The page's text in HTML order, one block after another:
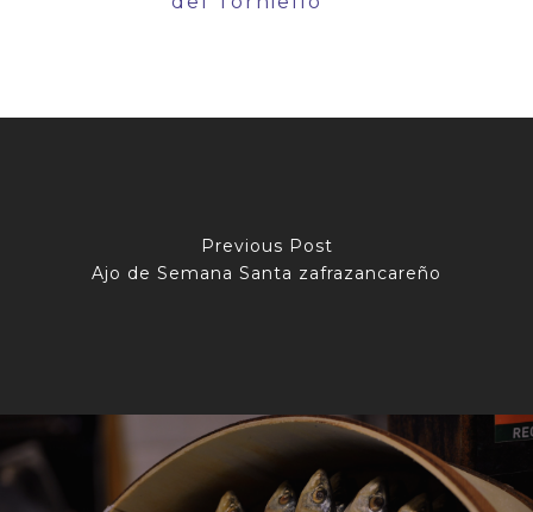
Previous Post
Ajo de Semana Santa zafrazancareño